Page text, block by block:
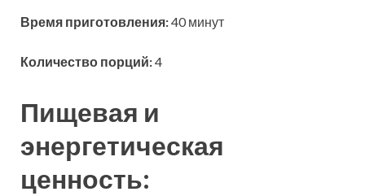
Время приготовления:40 минут
Количество порций:4
Пищевая и
энергетическая
ценность: